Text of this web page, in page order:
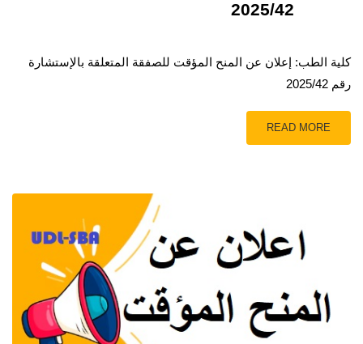
2025/42
كلية الطب: إعلان عن المنح المؤقت للصفقة المتعلقة بالإستشارة
رقم 2025/42
READ MORE